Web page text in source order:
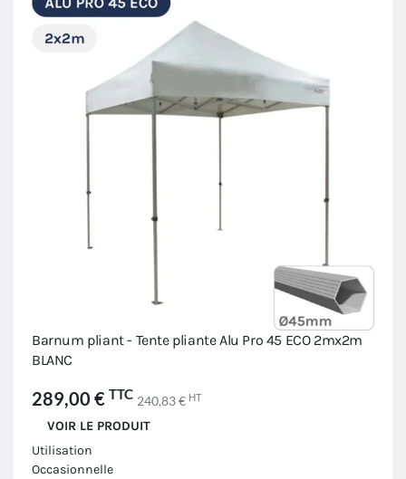
Barnum pliant - Tente pliante Alu Pro 45 ECO 2mx2m
BLANC
289,00 € TTC 240,83 € HT
VOIR LE PRODUIT
Utilisation
Occasionnelle